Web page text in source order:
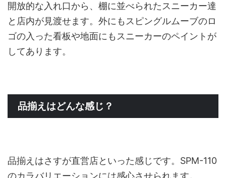
開放的な入れ口から、棚に並べられたスニーカー達
と店内が見渡せます。外にもスピングルムーブのロ
ゴの入った看板や地面にもスニーカーのペイントが
してあります。
品揃えはどんな感じ？
品揃えはさすが直営店といった感じです。SPM-110
のカラバリエーションには感心させられます。